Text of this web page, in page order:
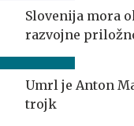
Slovenija mora
razvojne
Umrl je Anton
trojk